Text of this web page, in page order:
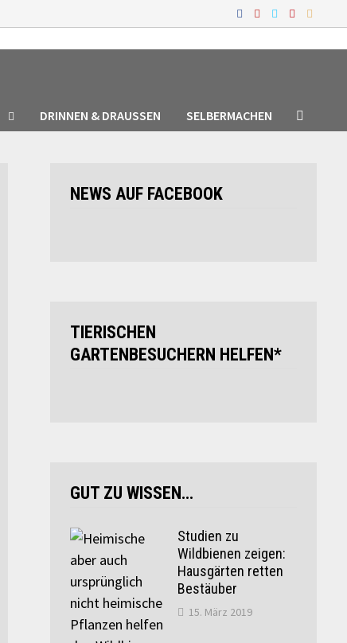
DRINNEN & DRAUSSEN SELBERMACHEN
NEWS AUF FACEBOOK
TIERISCHEN
GARTENBESUCHERN HELFEN*
GUT ZU WISSEN…
Studien zu
Wildbienen zeigen:
Hausgärten retten
Bestäuber
15. März 2019